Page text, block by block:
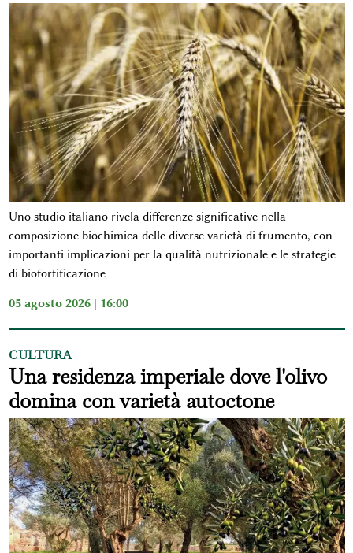
Uno studio italiano rivela differenze significative nella
composizione biochimica delle diverse varietà di frumento, con
importanti implicazioni per la qualità nutrizionale e le strategie
di biofortificazione
05 agosto 2026 | 16:00
CULTURA
Una residenza imperiale dove l'olivo
domina con varietà autoctone